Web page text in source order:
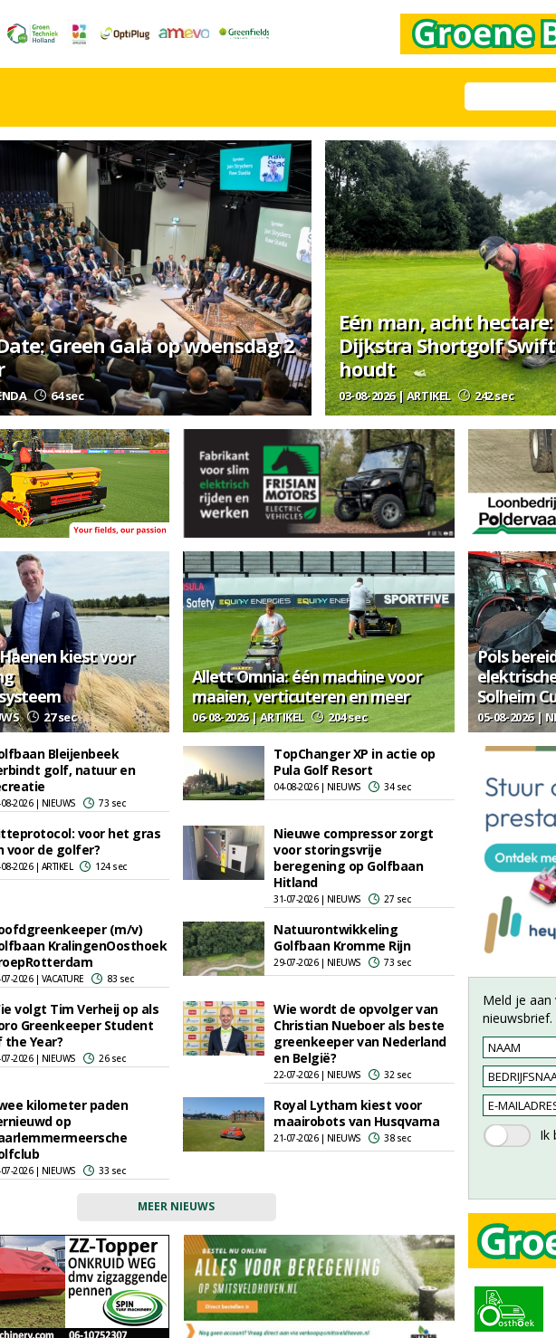
Green Gala op woensdag 2
64 sec
Eén man, acht
Dijkstra Shortgolf
houdt
03-08-2026 | ARTIKEL 242 sec
kiest voor
27 sec
Allett Omnia: één machine voor
maaien, verticuteren en meer
06-08-2026 | ARTIKEL 204 sec
Pols
Solheim
05-08-2026 |
Bleijenbeek
golf, natuur en
2026 | NIEUWS 73 sec
TopChanger XP in actie op
Pula Golf Resort
04-08-2026 | NIEUWS 34 sec
voor het gras
voor de golfer?
2026 | ARTIKEL 124 sec
Nieuwe compressor zorgt
voor storingsvrije
beregening op Golfbaan
Hitland
31-07-2026 | NIEUWS 27 sec
(m/v)
KralingenOosthoek
2026 | VACATURE 83 sec
Natuurontwikkeling
Golfbaan Kromme Rijn
29-07-2026 | NIEUWS 73 sec
volgt Tim Verheij op als
Greenkeeper Student
the Year?
2026 | NIEUWS 26 sec
Wie wordt de opvolger van
Christian Nueboer als beste
greenkeeper van Nederland
en België?
22-07-2026 | NIEUWS 32 sec
kilometer paden
op
2026 | NIEUWS 33 sec
Royal Lytham kiest voor
maairobots van Husqvarna
21-07-2026 | NIEUWS 38 sec
MEER NIEUWS
Meld je
nieuwsbrief.